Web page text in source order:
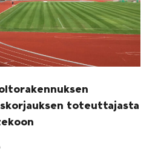
toteuttajasta